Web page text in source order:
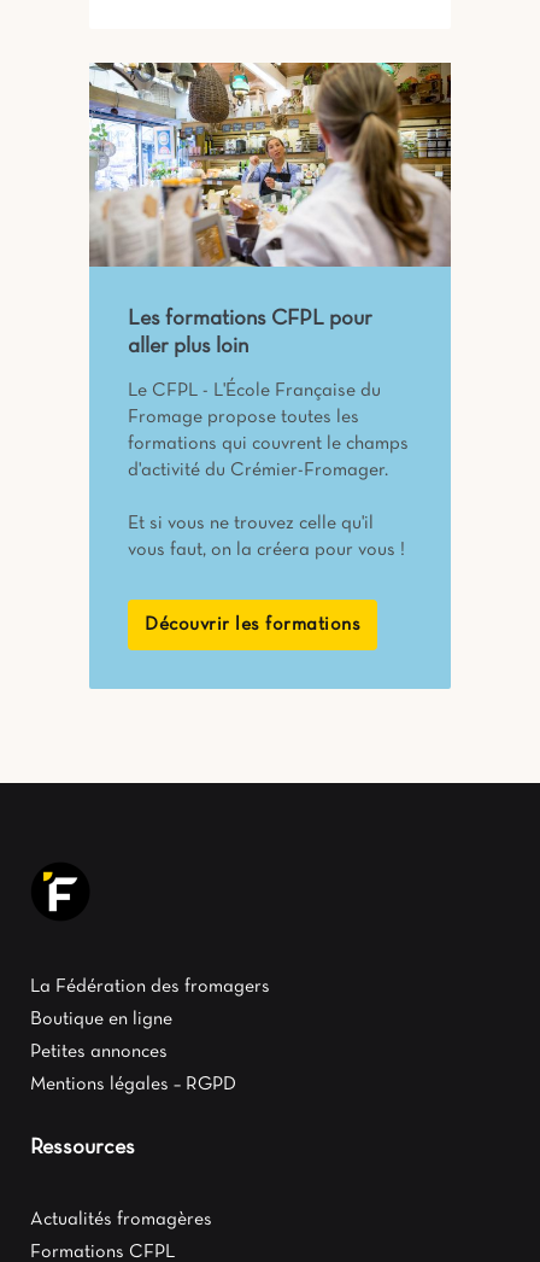
Les formations CFPL pour
aller plus loin
Le CFPL - L'École Française du
Fromage propose toutes les
formations qui couvrent le champs
d'activité du Crémier-Fromager.
Et si vous ne trouvez celle qu'il
vous faut, on la créera pour vous !
Découvrir les formations
La Fédération des fromagers
Boutique en ligne
Petites annonces
Mentions légales – RGPD
Ressources
Actualités fromagères
Formations CFPL